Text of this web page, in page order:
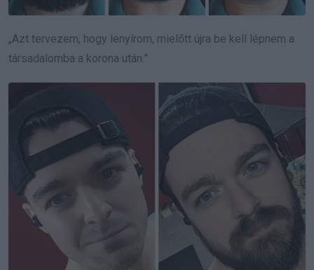
„Azt tervezem, hogy lenyírom, mielőtt újra be kell lépnem a
társadalomba a korona után.”